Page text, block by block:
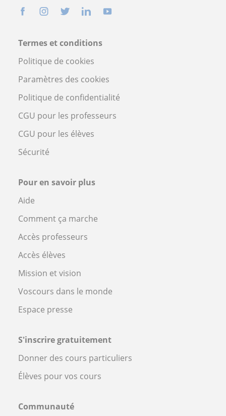
Termes et conditions
Politique de cookies
Paramètres des cookies
Politique de confidentialité
CGU pour les professeurs
CGU pour les élèves
Sécurité
Pour en savoir plus
Aide
Comment ça marche
Accès professeurs
Accès élèves
Mission et vision
Voscours dans le monde
Espace presse
S'inscrire gratuitement
Donner des cours particuliers
Élèves pour vos cours
Communauté